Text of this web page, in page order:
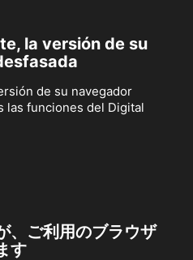
la versión de su
de su navegador
las funciones del Digital
、ご利用のブラウザ
す